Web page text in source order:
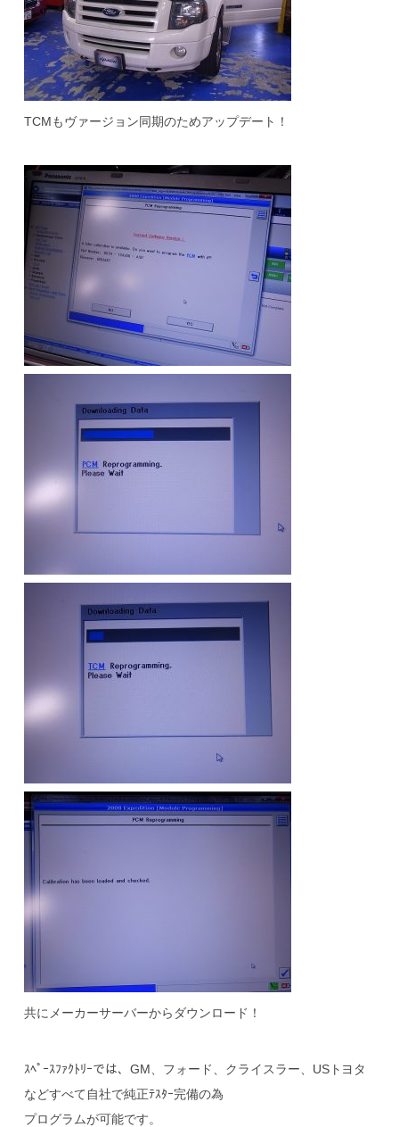
TCMもヴァージョン同期のためアップデート！
共にメーカーサーバーからダウンロード！
ｽﾍﾟｰｽﾌｧｸﾄﾘｰでは、GM、フォード、クライスラー、USトヨタ
などすべて自社で純正ﾃｽﾀｰ完備の為
プログラムが可能です。